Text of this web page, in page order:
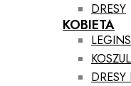
DRESY
KOBIETA
DRESY